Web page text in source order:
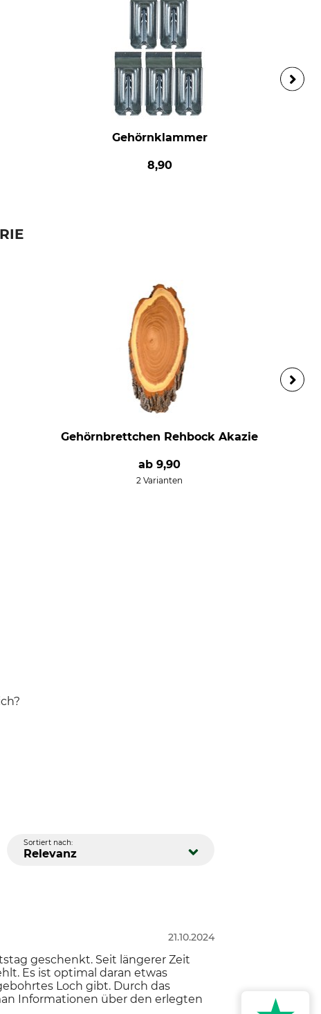
Gehörnklammer
8,90
Gehörnbrettchen Rehbock Akazie
ab9,90
2 Varianten
Sortiert nach:
Relevanz
21.10.2024
geschenkt. Seit längerer Zeit
Es ist optimal daran etwas
Loch gibt. Durch das
Informationen über den erlegten